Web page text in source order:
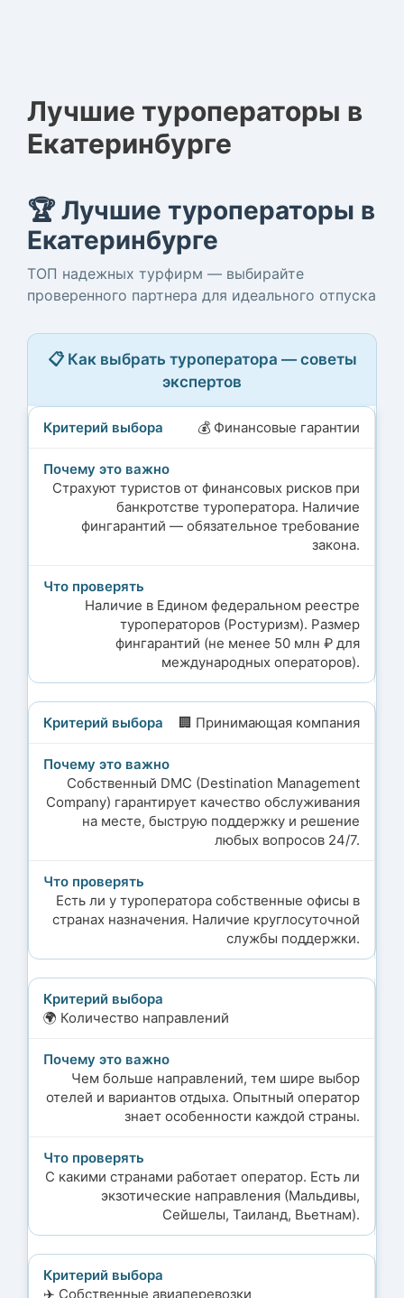
Лучшие туроператоры в
Екатеринбурге
🏆 Лучшие туроператоры в
Екатеринбурге
ТОП надежных турфирм — выбирайте
проверенного партнера для идеального отпуска
📋 Как выбрать туроператора — советы
экспертов
💰 Финансовые гарантии
Страхуют туристов от финансовых рисков при
банкротстве туроператора. Наличие
фингарантий — обязательное требование
закона.
Наличие в Едином федеральном реестре
туроператоров (Ростуризм). Размер
фингарантий (не менее 50 млн ₽ для
международных операторов).
🏢 Принимающая компания
Собственный DMC (Destination Management
Company) гарантирует качество обслуживания
на месте, быструю поддержку и решение
любых вопросов 24/7.
Есть ли у туроператора собственные офисы в
странах назначения. Наличие круглосуточной
службы поддержки.
🌍 Количество направлений
Чем больше направлений, тем шире выбор
отелей и вариантов отдыха. Опытный оператор
знает особенности каждой страны.
С какими странами работает оператор. Есть ли
экзотические направления (Мальдивы,
Сейшелы, Таиланд, Вьетнам).
✈️ Собственные авиаперевозки